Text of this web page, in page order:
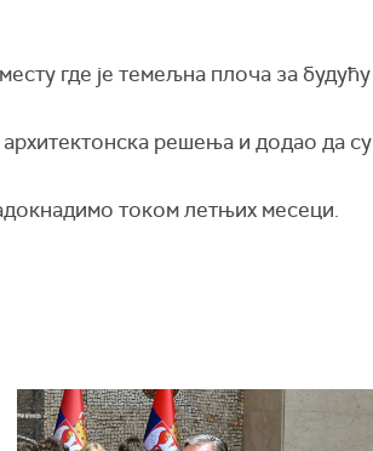
где је темељна плоча за будућу
решења и додао да су
током летњих месеци.